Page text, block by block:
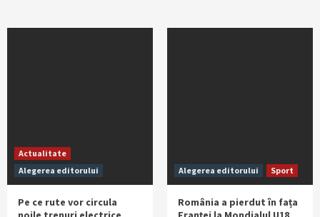
Actualitate
Alegerea editorului
Pe ce rute vor circula
Alegerea editorului Sport
România a pierdut în fața